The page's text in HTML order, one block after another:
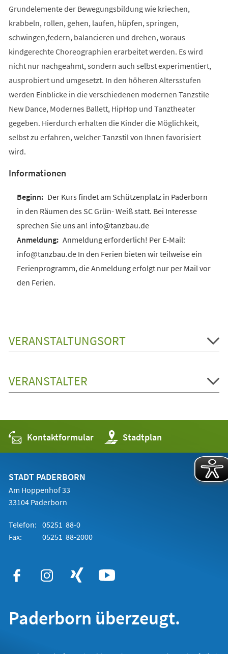
Grundelemente der Bewegungsbildung wie kriechen,
krabbeln, rollen, gehen, laufen, hüpfen, springen,
schwingen,federn, balancieren und drehen, woraus
kindgerechte Choreographien erarbeitet werden. Es wird
nicht nur nachgeahmt, sondern auch selbst experimentiert,
ausprobiert und umgesetzt. In den höheren Altersstufen
werden Einblicke in die verschiedenen modernen Tanzstile
New Dance, Modernes Ballett, HipHop und Tanztheater
gegeben. Hierdurch erhalten die Kinder die Möglichkeit,
selbst zu erfahren, welcher Tanzstil von Ihnen favorisiert
wird.
Informationen
Der Kurs findet am Schützenplatz in Paderborn
in den Räumen des SC Grün- Weiß statt. Bei Interesse
sprechen Sie uns an! info@tanzbau.de
Anmeldung erforderlich! Per E-Mail:
info@tanzbau.de In den Ferien bieten wir teilweise ein
Ferienprogramm, die Anmeldung erfolgt nur per Mail vor
den Ferien.
VERANSTALTUNGSORT
VERANSTALTER
Kontaktformular Stadtplan
(Öffnet
in
einem
STADT PADERBORN
Am Hoppenhof 33
33104 Paderborn
Telefon: 05251 88-0
Fax:
05251 88-2000
Paderborn überzeugt.